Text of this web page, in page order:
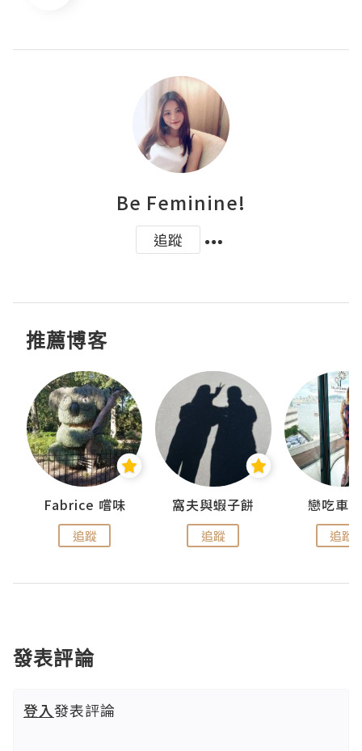
Be Feminine!
追蹤
推薦博客
Fabrice 嚐味
追蹤
窩夫與蝦子餅
追蹤
戀吃車
追蹤
發表評論
登入發表評論